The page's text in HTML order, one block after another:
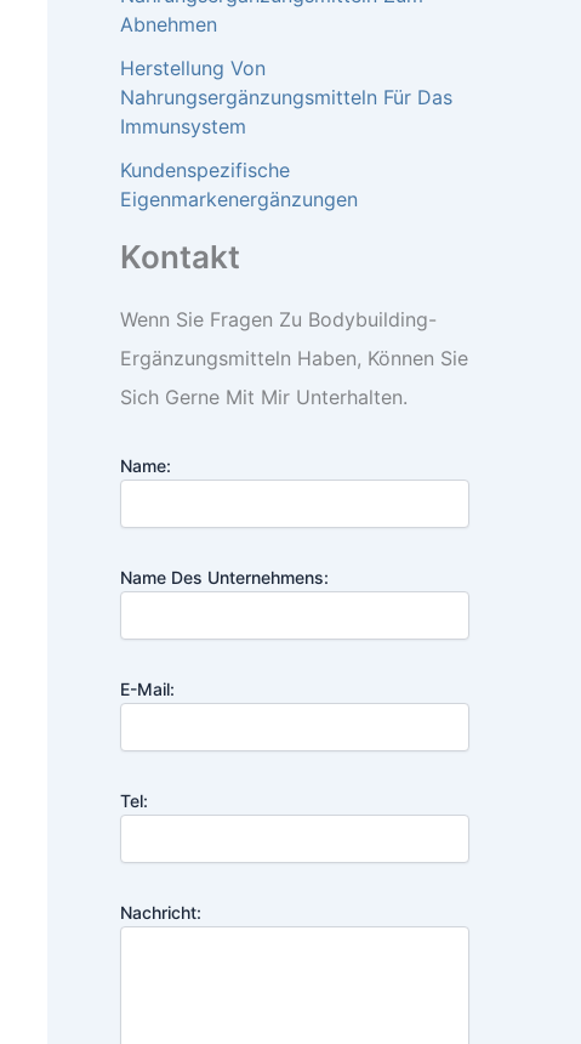
Abnehmen
Herstellung Von
Nahrungsergänzungsmitteln Für Das
Immunsystem
Kundenspezifische
Eigenmarkenergänzungen
Kontakt
Wenn Sie Fragen Zu Bodybuilding-
Ergänzungsmitteln Haben, Können Sie
Sich Gerne Mit Mir Unterhalten.
Name:
Name Des Unternehmens:
E-Mail:
Tel:
Nachricht: